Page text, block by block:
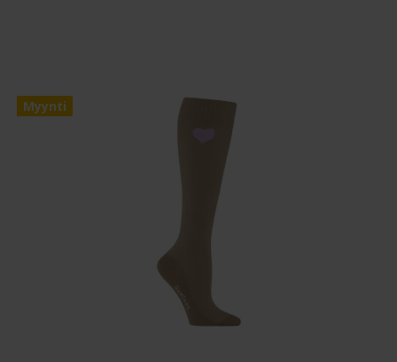
Myynti